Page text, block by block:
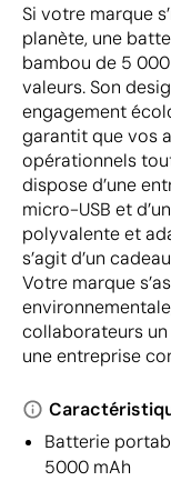
Si votre marque
planète, une
bambou de 5
valeurs. Son
engagement
garantit que vos
opérationnels
dispose d’une
micro-USB et
polyvalente et
s’agit d’un
Votre marque
collaborateurs
une entreprise
Batterie
5000 mAh